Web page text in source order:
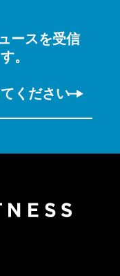
ースを受信
。
ください